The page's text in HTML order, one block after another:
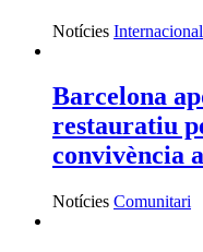
Notícies Internacional
Barcelona
restauratiu
convivència
Notícies Comunitari